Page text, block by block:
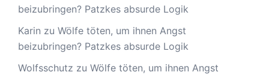
beizubringen? Patzkes absurde Logik
Karin zu Wölfe töten, um ihnen Angst
beizubringen? Patzkes absurde Logik
Wolfsschutz zu Wölfe töten, um ihnen Angst